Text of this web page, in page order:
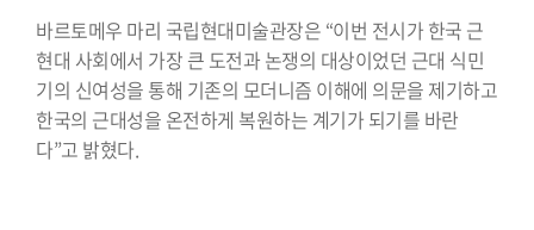
바르토메우 마리 국립현대미술관장은 “이번 전시가 한국 근
현대 사회에서 가장 큰 도전과 논쟁의 대상이었던 근대 식민
기의 신여성을 통해 기존의 모더니즘 이해에 의문을 제기하고
한국의 근대성을 온전하게 복원하는 계기가 되기를 바란
다”고 밝혔다.